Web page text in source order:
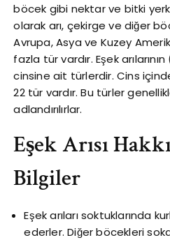
böcek gibi nektar ve bitki
olarak arı, çekirge ve diğer
Avrupa, Asya ve Kuzey
fazla tür vardır. Eşek
cinsine ait türlerdir. Cins
22 tür vardır. Bu türler
adlandırılırlar.
Eşek Arısı
Bilgiler
Eşek arıları soktuklarında
ederler. Diğer böcekleri